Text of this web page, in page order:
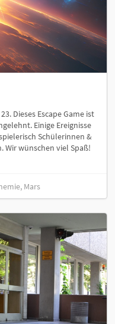
Dieses Escape Game ist
Einige Ereignisse
Schülerinnen &
Wir wünschen viel Spaß!
Mars